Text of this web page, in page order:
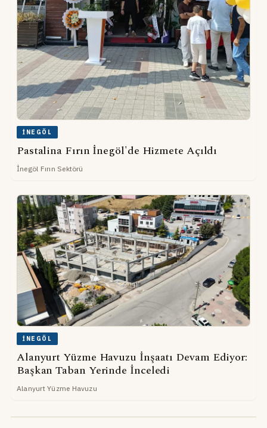
İNEGÖL
Pastalina Fırın İnegöl'de Hizmete Açıldı
İnegöl Fırın Sektörü
İNEGÖL
Alanyurt Yüzme Havuzu İnşaatı Devam Ediyor:
Başkan Taban Yerinde İnceledi
Alanyurt Yüzme Havuzu